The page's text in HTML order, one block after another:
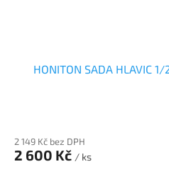
HONITON SADA HLAVIC
2 149 Kč bez DPH
2 600 Kč / ks